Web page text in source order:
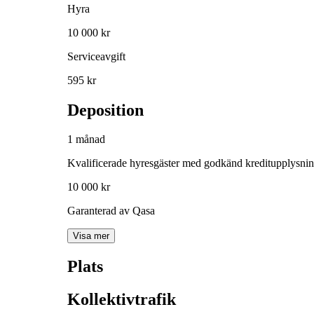
Hyra
10 000 kr
Serviceavgift
595 kr
Deposition
1 månad
Kvalificerade hyresgäster med godkänd
10 000 kr
Garanterad av Qasa
Visa mer
Plats
Kollektivtrafik